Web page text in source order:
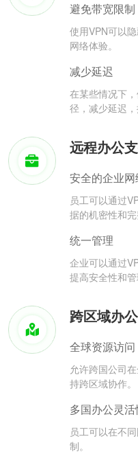
避免带宽限制
使用VPN可以
网络体验。
减少延迟
在某些情况下
径，减少延迟，
远程办公
安全的企业
员工可以通过
据的机密性和完
统一管理
企业可以通过
提高安全性和管
跨区域办公
全球资源访问
允许跨国公司
持跨区域协作。
多国办公灵活
员工可以在不
制。